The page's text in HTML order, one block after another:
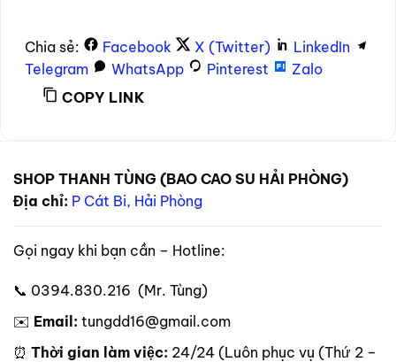
Chia sẻ: Facebook X (Twitter)
LinkedIn
Telegram
WhatsApp Pinterest
Zalo
COPY LINK
SHOP THANH TÙNG (BAO CAO SU HẢI PHÒNG)
Địa chỉ: P Cát Bi, Hải Phòng
Gọi ngay khi bạn cần – Hotline:
📞 0394.830.216 (Mr. Tùng)
✉️ Email: tungdd16@gmail.com
⏰ Thời gian làm việc: 24/24 (Luôn phục vụ (Thứ 2 –